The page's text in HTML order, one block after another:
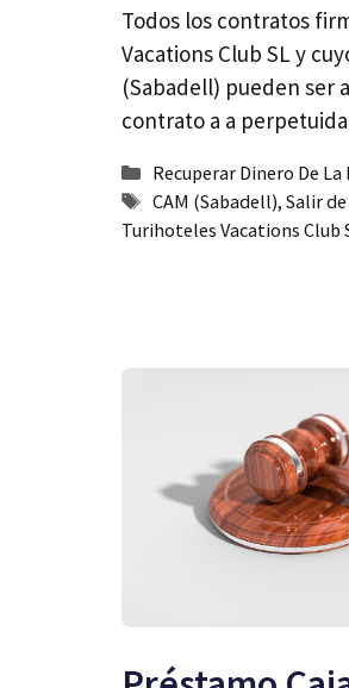
Todos los contratos
Vacations Club SL y
(Sabadell) pueden ser
contrato a a
Categorías
Recuperar Dinero De
Etiquetas
CAM (Sabadell), Salir
Turihoteles Vacations Club